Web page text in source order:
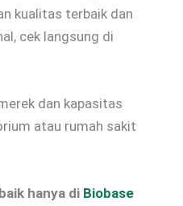
kualitas terbaik dan
cek langsung di
dan kapasitas
atau rumah sakit
hanya di Biobase